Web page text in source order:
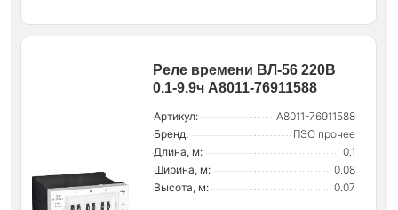
Реле времени ВЛ-56 220В
0.1-9.9ч A8011-76911588
Артикул:
A8011-76911588
Бренд:
ПЭО прочее
Длина, м:
0.1
Ширина, м:
0.08
Высота, м:
0.07